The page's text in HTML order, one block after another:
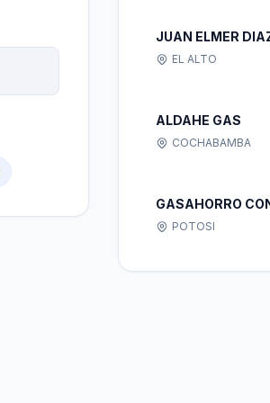
JUAN ELMER
EL ALTO
ALDAHE GAS
COCHABAMBA
GASAHORRO
POTOSI